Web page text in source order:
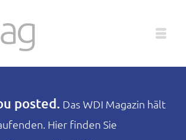
Unternehmen
posted. Das WDI Magazin hält
Hier finden Sie